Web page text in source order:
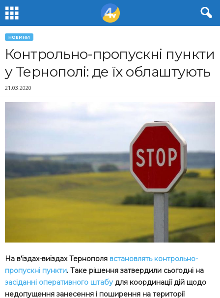
НОВИНИ
Контрольно-пропускні пункти
у Тернополі: де їх облаштують
21.03.2020
На в’їздах-виїздах Тернополя встановлять контрольно-
пропускні пункти. Таке рішення затвердили сьогодні на
засіданні оперативного штабудля координації дій щодо
недопущення занесення і поширення на території